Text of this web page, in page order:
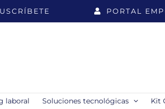
PORTAL
laboral Soluciones tecnológicas Kit